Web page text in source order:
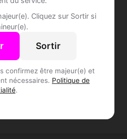
Cliquez sur Sortir si
Sortir
confirmez être majeur(e) et
nécessaires. Politique de
.